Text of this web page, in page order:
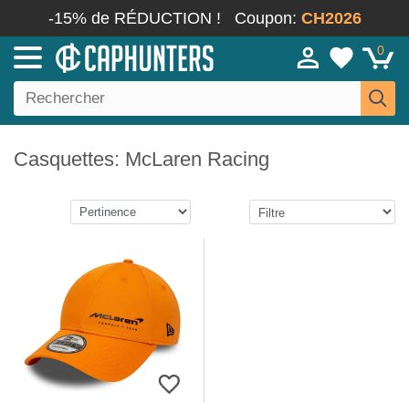
-15% de RÉDUCTION ! Coupon: CH2026
0
Casquettes: McLaren Racing